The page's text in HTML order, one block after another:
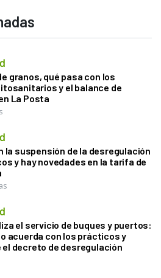
granos, qué pasa con los
y el balance de
La Posta
la suspensión de la desregulación
y hay novedades en la tarifa de
el servicio de buques y puertos:
acuerda con los prácticos y
el decreto de desregulación